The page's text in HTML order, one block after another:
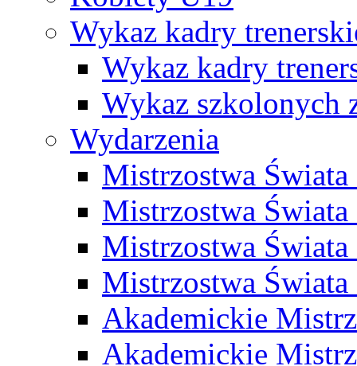
Wykaz kadry
Wykaz kadry
Wykaz szkolonych
Wydarzenia
Mistrzostwa
Mistrzostwa
Mistrzostwa
Mistrzostwa
Akademickie
Akademickie